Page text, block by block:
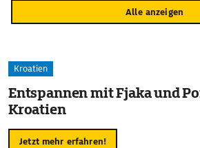
Alle anzeigen
Kroatien
Entspannen mit Fjaka und
Kroatien
Jetzt mehr erfahren!